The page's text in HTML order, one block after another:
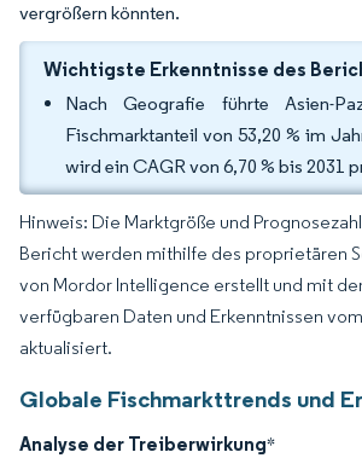
vergrößern könnten.
Wichtigste Erkenntnisse des
Nach Geografie führte Asien-
Fischmarktanteil von 53,20 % im
wird ein CAGR von 6,70 % bis 2031
Hinweis: Die Marktgröße und
Bericht werden mithilfe des proprietären
von Mordor Intelligence erstellt und mit
verfügbaren Daten und Erkenntnissen
aktualisiert.
Globale Fischmarkttrends und
Analyse der Treiberwirkung*